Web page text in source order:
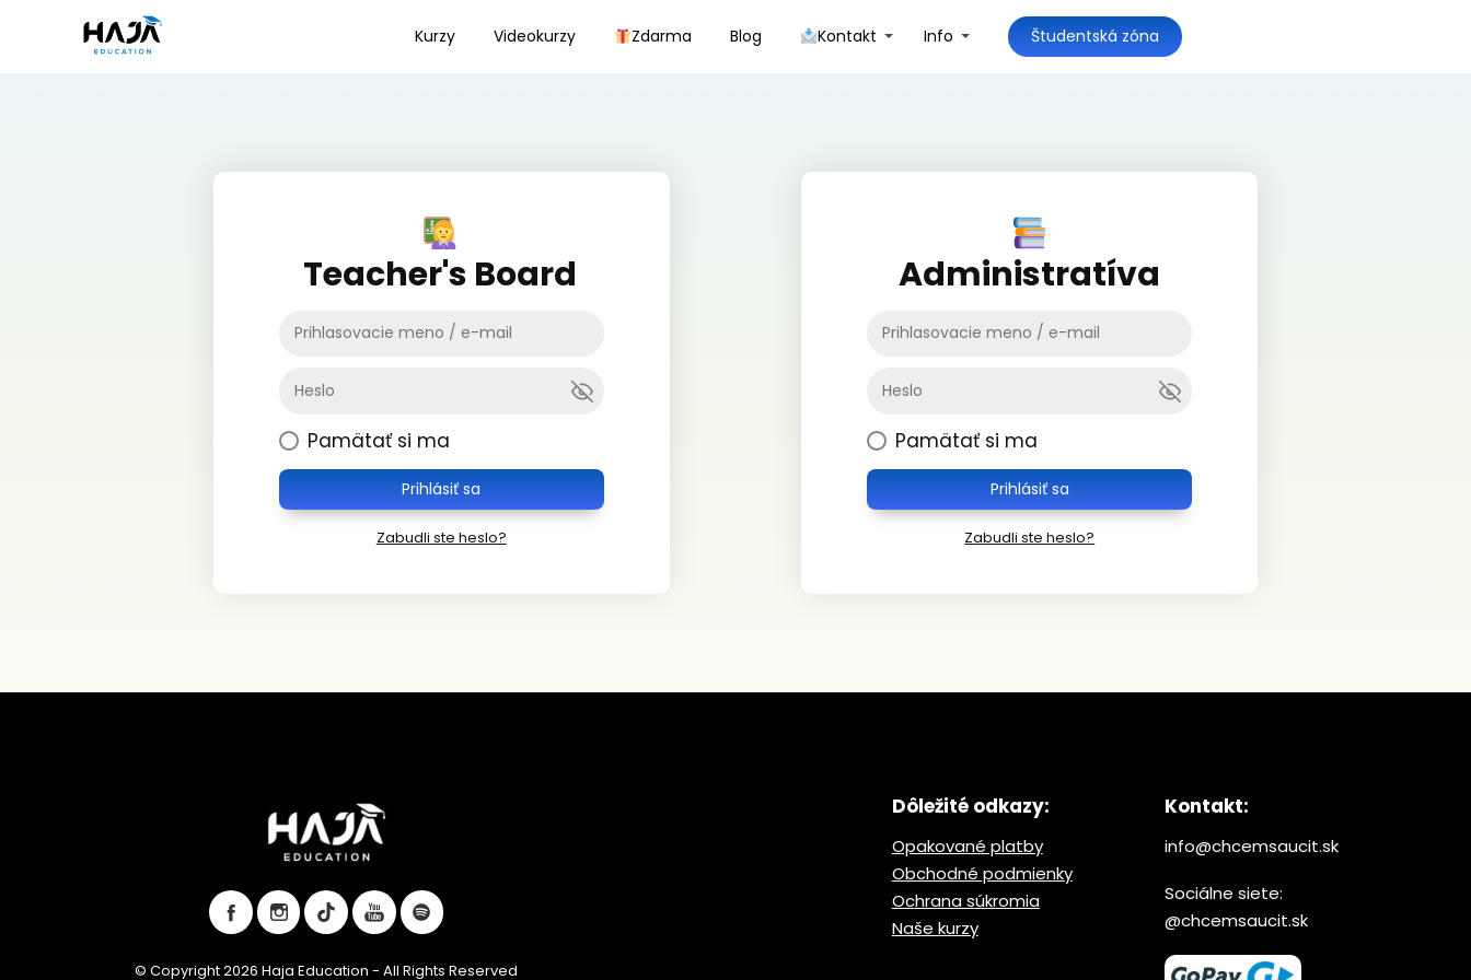
Kurzy Videokurzy Zdarma Blog Kontakt Info Študentská zóna
Teacher's Board
Pamätať si ma
Prihlásiť sa
Zabudli ste heslo?
Administratíva
Pamätať si ma
Prihlásiť sa
Zabudli ste heslo?
© Copyright 2026 Haja Education - All Rights Reserved
Dôležité odkazy:
Opakované platby
Obchodné podmienky
Ochrana súkromia
Naše kurzy
Kontakt:
info@chcemsaucit.sk
Sociálne siete:
@chcemsaucit.sk